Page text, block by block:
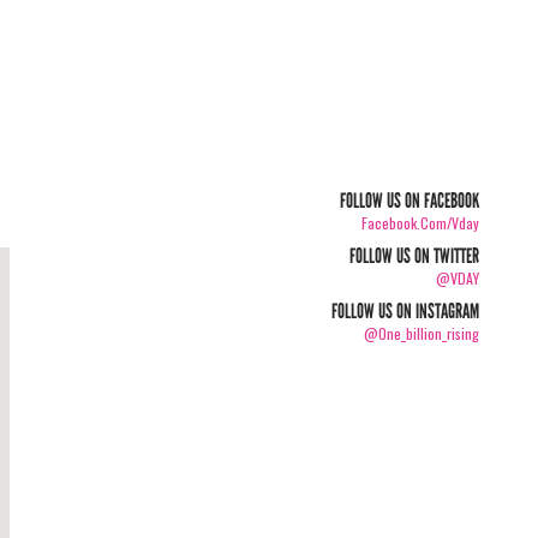
FOLLOW US ON FACEBOOK
Facebook.com/vday
FOLLOW US ON TWITTER
@VDAY
FOLLOW US ON INSTAGRAM
@one_billion_rising